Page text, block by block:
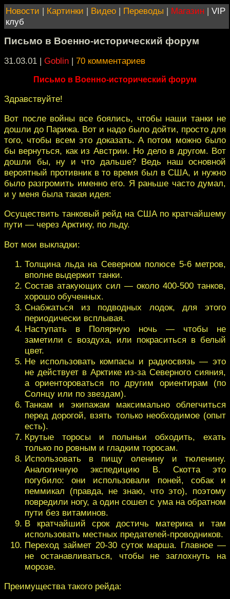
Новости | Картинки | Видео | Переводы | Магазин | VIP
клуб
Письмо в Военно-исторический форум
31.03.01 | Goblin | 70 комментариев
Письмо в Военно-исторический форум
Здравствуйте!
Вот после войны все боялись, чтобы наши танки не
дошли до Парижа. Вот и надо было дойти, просто для
того, чтобы всем это доказать. А потом можно было
бы вернуться, как из Австрии. Но дело в другом. Вот
дошли бы, ну и что дальше? Ведь наш основной
вероятный противник в то время был в США, и нужно
было разгромить именно его. Я раньше часто думал,
и у меня была такая идея:
Осуществить танковый рейд на США по кратчайшему
пути — через Арктику, по льду.
Вот мои выкладки:
Толщина льда на Северном полюсе 5-6 метров,
вполне выдержит танки.
Состав атакующих сил — около 400-500 танков,
хорошо обученных.
Снабжаться из подводных лодок, для этого
периодически всплывая.
Наступать в Полярную ночь — чтобы не
заметили с воздуха, или покраситься в белый
цвет.
Не использовать компасы и радиосвязь — это
не действует в Арктике из-за Северного сияния,
а ориентороваться по другим ориентирам (по
Солнцу или по звездам).
Танкам и экипажам максимально облегчиться
перед дорогой, взять только необходимое (опыт
есть).
Крутые торосы и полыньи обходить, ехать
только по ровным и гладким торосам.
Использовать в пищу оленину и тюленину.
Аналогичную экспедицию В. Скотта это
погубило: они использовали поней, собак и
пеммикал (правда, не знаю, что это), поэтому
повредили ногу, а один сошел с ума на обратном
пути без витаминов.
В кратчайший срок достичь материка и там
использовать местных предателей-проводников.
Переход займет 20-30 суток марша. Главное —
не останавливаться, чтобы не заглохнуть на
морозе.
Преимущества такого рейда: